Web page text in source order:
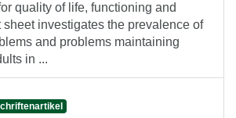
quality of life, functioning and
sheet investigates the prevalence of
and problems maintaining
in ...